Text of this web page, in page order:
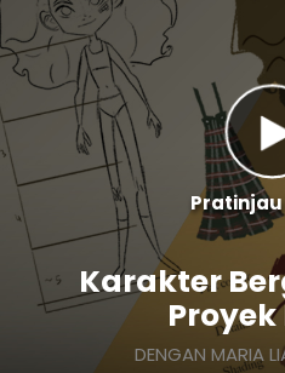
Tentang kami
Masuk
Bahasa
Indonesia
Karakter
Proyek
DENGAN MARIA